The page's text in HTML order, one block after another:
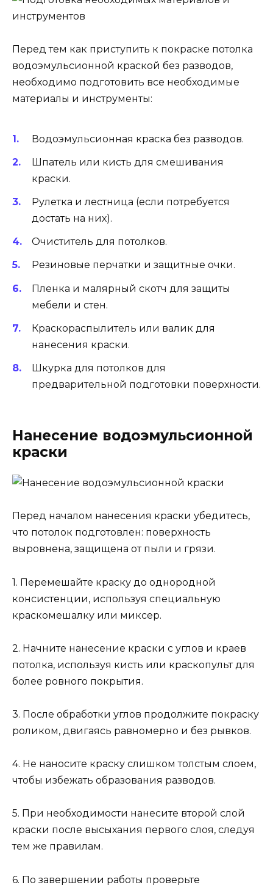
Перед тем как приступить к покраске потолка
водоэмульсионной краской без разводов,
необходимо подготовить все необходимые
материалы и инструменты:
Водоэмульсионная краска без разводов.
Шпатель или кисть для смешивания
краски.
Рулетка и лестница (если потребуется
достать на них).
Очиститель для потолков.
Резиновые перчатки и защитные очки.
Пленка и малярный скотч для защиты
мебели и стен.
Краскораспылитель или валик для
нанесения краски.
Шкурка для потолков для
предварительной подготовки поверхности.
Нанесение водоэмульсионной
краски
Перед началом нанесения краски убедитесь,
что потолок подготовлен: поверхность
выровнена, защищена от пыли и грязи.
1. Перемешайте краску до однородной
консистенции, используя специальную
краскомешалку или миксер.
2. Начните нанесение краски с углов и краев
потолка, используя кисть или краскопульт для
более ровного покрытия.
3. После обработки углов продолжите покраску
роликом, двигаясь равномерно и без рывков.
4. Не наносите краску слишком толстым слоем,
чтобы избежать образования разводов.
5. При необходимости нанесите второй слой
краски после высыхания первого слоя, следуя
тем же правилам.
6. По завершении работы проверьте